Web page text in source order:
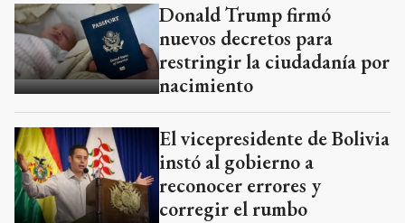
Donald Trump firmó
nuevos decretos para
restringir la ciudadanía por
nacimiento
El vicepresidente de Bolivia
instó al gobierno a
reconocer errores y
corregir el rumbo